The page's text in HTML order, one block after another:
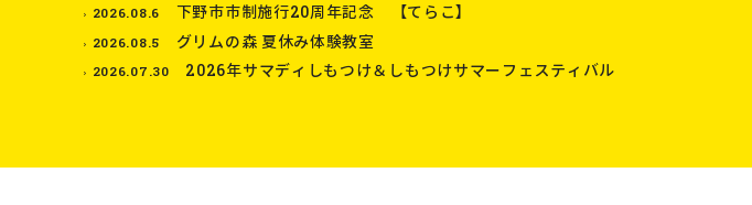
2026.08.6 下野市市制施行20周年記念 【てらこ】
2026.08.5 グリムの森 夏休み体験教室
2026.07.30 2026年サマディしもつけ＆しもつけサマーフェスティバル